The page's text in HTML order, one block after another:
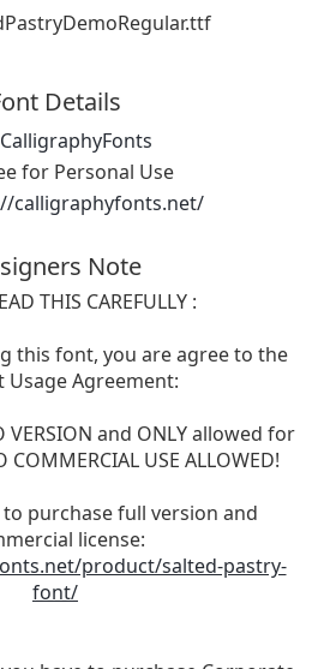
Details
CalligraphyFonts
for Personal Use
calligraphyfonts.net/
Note
THIS CAREFULLY :
this font, you are agree to the
Usage Agreement:
VERSION and ONLY allowed for
COMMERCIAL USE ALLOWED!
purchase full version and
license:
product/salted-pastry-
font/